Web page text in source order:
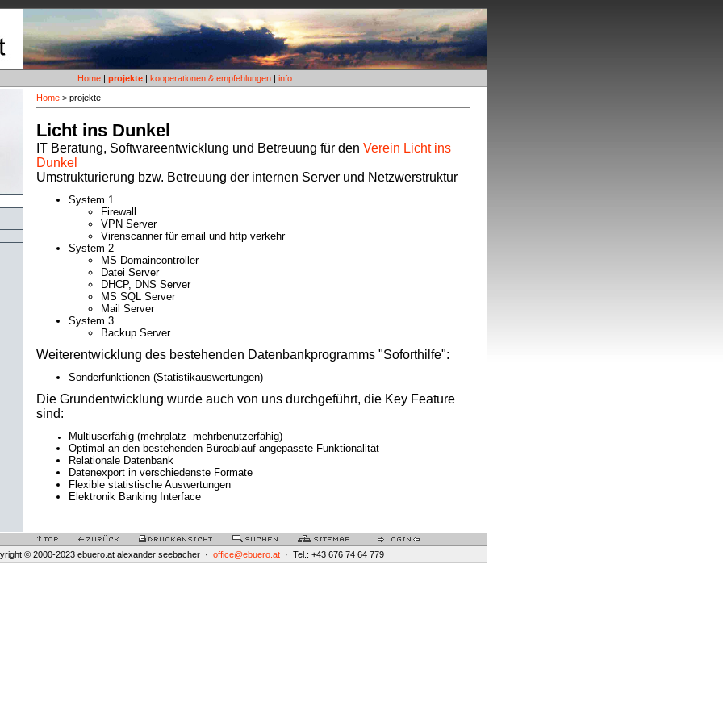
Home | projekte | kooperationen & empfehlungen | info
Home > projekte
Licht ins Dunkel
IT Beratung, Softwareentwicklung und Betreuung für den Verein Licht ins
Dunkel
Umstrukturierung bzw. Betreuung der internen Server und Netzwerstruktur
System 1
Firewall
VPN Server
Virenscanner für email und http verkehr
System 2
MS Domaincontroller
Datei Server
DHCP, DNS Server
MS SQL Server
Mail Server
System 3
Backup Server
Weiterentwicklung des bestehenden Datenbankprogramms "Soforthilfe":
Sonderfunktionen (Statistikauswertungen)
Die Grundentwicklung wurde auch von uns durchgeführt, die Key Feature
sind:
Multiuserfähig (mehrplatz- mehrbenutzerfähig)
Optimal an den bestehenden Büroablauf angepasste Funktionalität
Relationale Datenbank
Datenexport in verschiedenste Formate
Flexible statistische Auswertungen
Elektronik Banking Interface
© 2000-2023 ebuero.at alexander seebacher · office@ebuero.at · Tel.: +43 676 74 64 779